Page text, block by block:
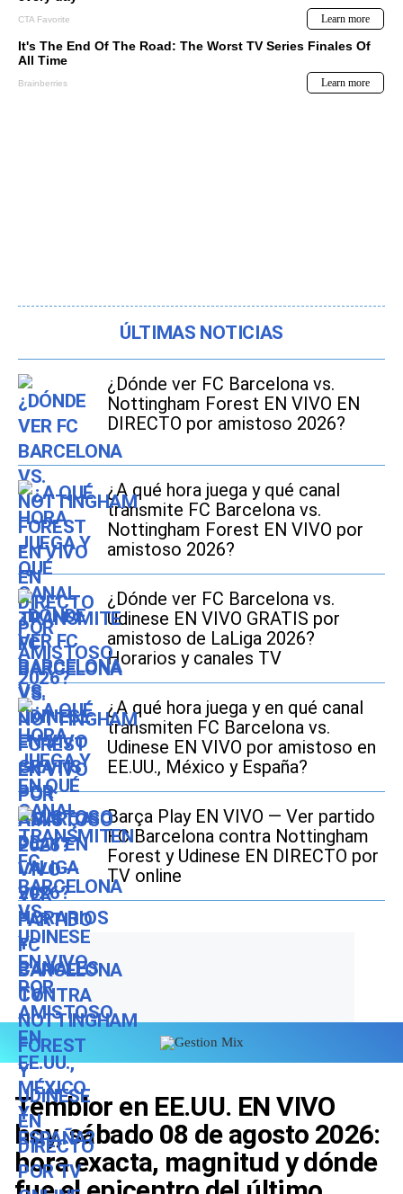
ÚLTIMAS NOTICIAS
¿Dónde ver FC Barcelona vs.
Nottingham Forest EN VIVO EN
DIRECTO por amistoso 2026?
¿A qué hora juega y qué canal
transmite FC Barcelona vs.
Nottingham Forest EN VIVO por
amistoso 2026?
¿Dónde ver FC Barcelona vs.
Udinese EN VIVO GRATIS por
amistoso de LaLiga 2026?
Horarios y canales TV
¿A qué hora juega y en qué canal
transmiten FC Barcelona vs.
Udinese EN VIVO por amistoso en
EE.UU., México y España?
Barça Play EN VIVO — Ver partido
FC Barcelona contra Nottingham
Forest y Udinese EN DIRECTO por
TV online